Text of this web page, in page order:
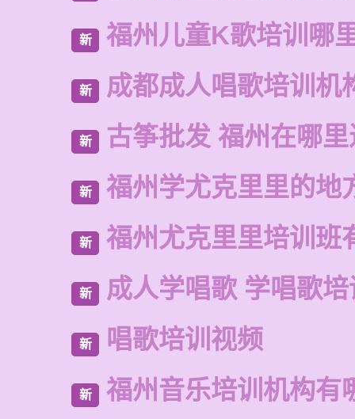
新 福州儿童K歌培训哪
新 成都成人唱歌培训机
新 古筝批发 福州在哪
新 福州学尤克里里的地
新 福州尤克里里培训班
新 成人学唱歌 学唱歌
新 唱歌培训视频
新 福州音乐培训机构有